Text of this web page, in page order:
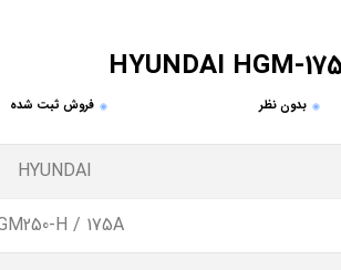
بدون نظر فروش ثبت شده
HYUNDAI
H / 175A